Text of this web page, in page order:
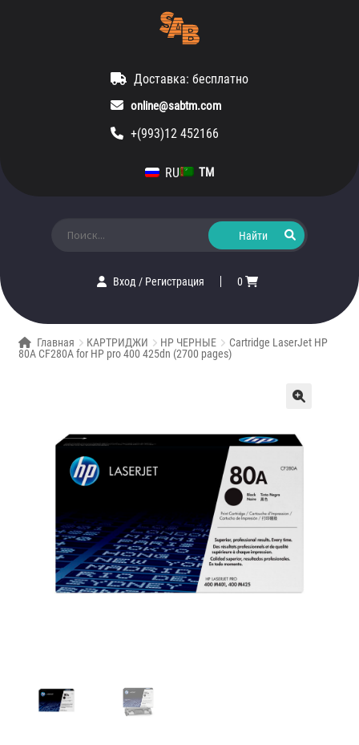
Доставка: бесплатно
online@sabtm.com
+(993)12 452166
RU TM
Вход/ Регистрация 0
Главная КАРТРИДЖИ HP ЧЕРНЫЕ
Cartridge LaserJet HP
80A CF280A for HP pro 400 425dn (2700 pages)